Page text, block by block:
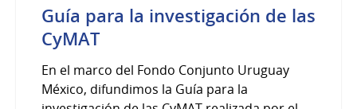
Guía para la investigación de las
CyMAT
En el marco del Fondo Conjunto Uruguay
México, difundimos la Guía para la